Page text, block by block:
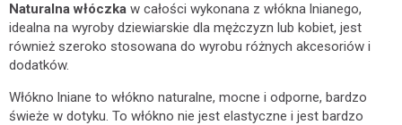
Naturalna włóczka w całości wykonana z włókna lnianego,
idealna na wyroby dziewiarskie dla mężczyzn lub kobiet, jest
również szeroko stosowana do wyrobu różnych akcesoriów i
dodatków.
Włókno lniane to włókno naturalne, mocne i odporne, bardzo
świeże w dotyku. To włókno nie jest elastyczne i jest bardzo